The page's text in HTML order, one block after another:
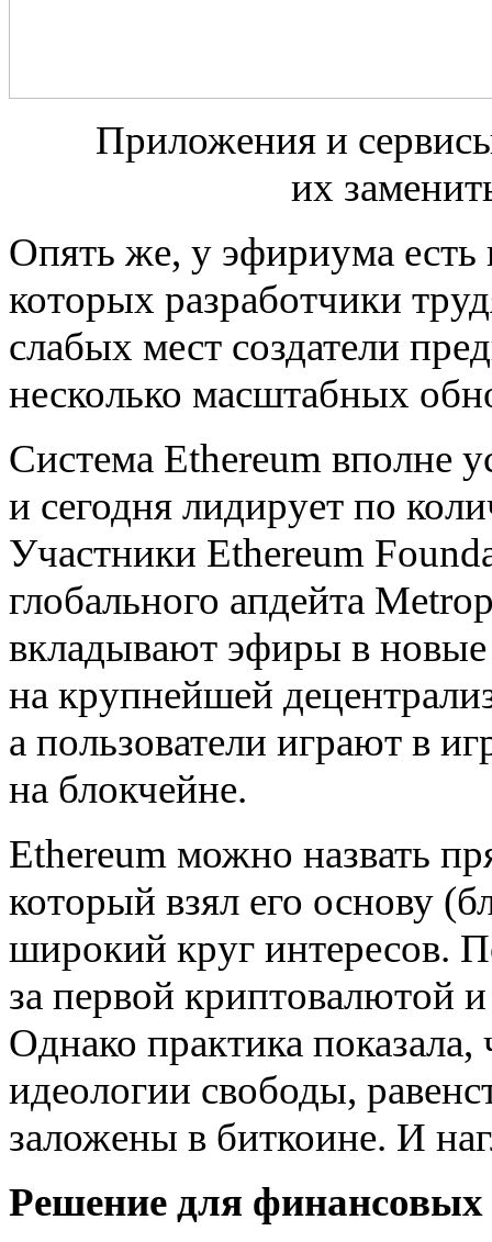
Приложения и
их
Опять же, у эфириума есть
которых разработчики
слабых мест создатели
несколько масштабных
Система Ethereum вполне
и сегодня лидирует по
Участники Ethereum
глобального апдейта
вкладывают эфиры в
на крупнейшей
а пользователи играют в
на блокчейне.
Ethereum можно назвать
который взял его основу
широкий круг интересов.
за первой криптовалютой
Однако практика
идеологии свободы,
заложены в биткоине. И
Решение для финансовых